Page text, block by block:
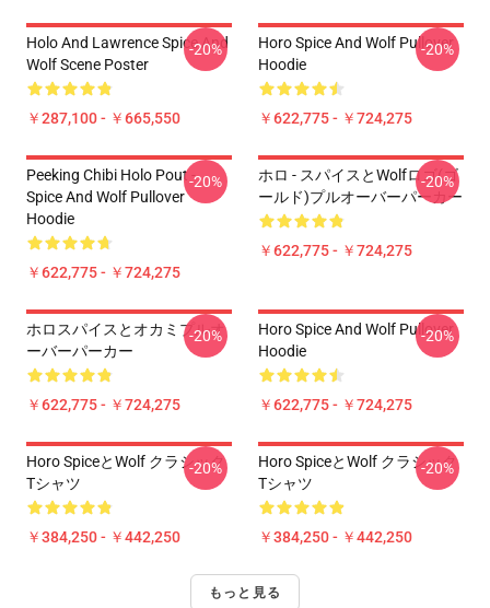
Holo And Lawrence Spice And
Wolf Scene Poster
￥287,100 - ￥665,550
-20%
Horo Spice And Wolf Pullover
Hoodie
￥622,775 - ￥724,275
-20%
Peeking Chibi Holo Pout -
Spice And Wolf Pullover
Hoodie
￥622,775 - ￥724,275
-20%
ホロ - スパイスとWolfロゴ(ゴ
ールド)プルオーバーパーカー
￥622,775 - ￥724,275
-20%
ホロスパイスとオカミプルオ
ーバーパーカー
￥622,775 - ￥724,275
-20%
Horo Spice And Wolf Pullover
Hoodie
￥622,775 - ￥724,275
-20%
Horo SpiceとWolf クラシック
Tシャツ
￥384,250 - ￥442,250
-20%
Horo SpiceとWolf クラシック
Tシャツ
￥384,250 - ￥442,250
-20%
もっと見る